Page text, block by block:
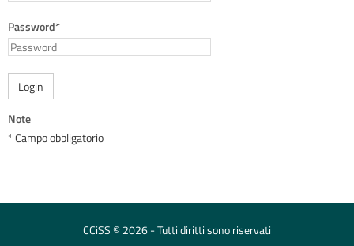
Password*
Login
Note
* Campo obbligatorio
CCiSS © 2026 - Tutti diritti sono riservati